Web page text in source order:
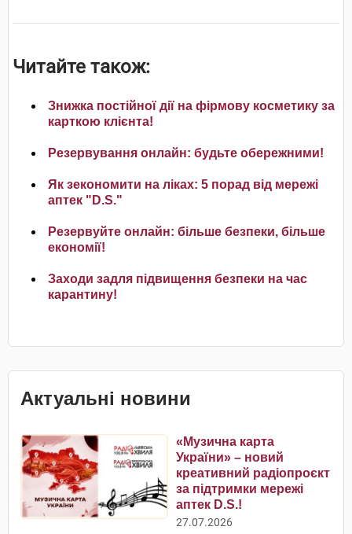
Читайте також:
Знижка постійної дії на фірмову косметику за
карткою клієнта!
Резервування онлайн: будьте обережними!
Як зекономити на ліках: 5 порад від мережі
аптек "D.S."
Резервуйте онлайн: більше безпеки, більше
економії!
Заходи задля підвищення безпеки на час
карантину!
Актуальні новини
«Музична карта
України» – новий
креативний радіопроєкт
за підтримки мережі
аптек D.S.!
27.07.2026